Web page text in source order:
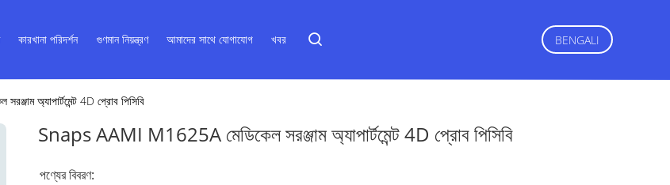
কারখানা পরিদর্শন গুণমান নিয়ন্ত্রণ আমাদের সাথে যোগাযোগ খবর BENGALI
অ্যাপার্টমেন্ট 4D প্রোব পিসিবি
Snaps AAMI M1625A মেডিকেল সরঞ্জাম অ্যাপার্টমেন্ট 4D প্রোব পিসিবি
পণ্যের বিবরণ: